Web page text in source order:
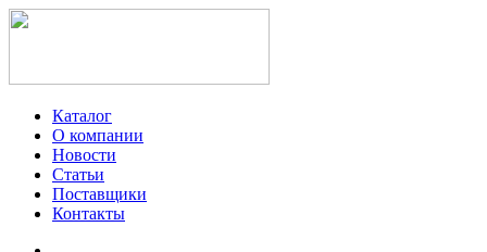
Каталог
О компании
Новости
Статьи
Поставщики
Контакты